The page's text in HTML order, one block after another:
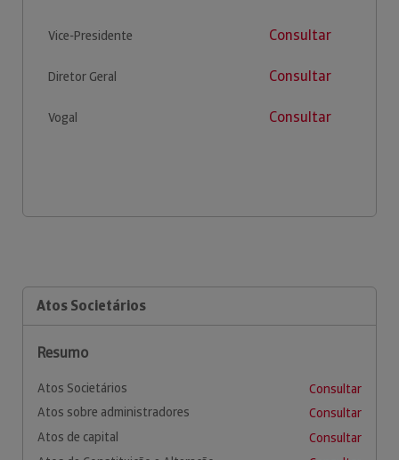
Vice-Presidente Consultar
Diretor Geral Consultar
Vogal Consultar
Atos Societários
Resumo
Atos Societários
Consultar
Atos sobre administradores
Consultar
Atos de capital
Consultar